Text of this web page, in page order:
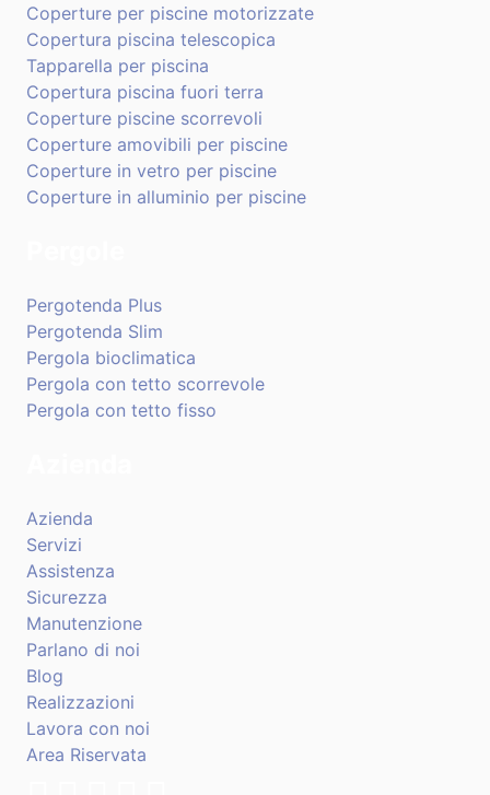
Coperture per piscine motorizzate
Copertura piscina telescopica
Tapparella per piscina
Copertura piscina fuori terra
Coperture piscine scorrevoli
Coperture amovibili per piscine
Coperture in vetro per piscine
Coperture in alluminio per piscine
Pergotenda Plus
Pergotenda Slim
Pergola bioclimatica
Pergola con tetto scorrevole
Pergola con tetto fisso
Azienda
Servizi
Assistenza
Sicurezza
Manutenzione
Parlano di noi
Blog
Realizzazioni
Lavora con noi
Area Riservata